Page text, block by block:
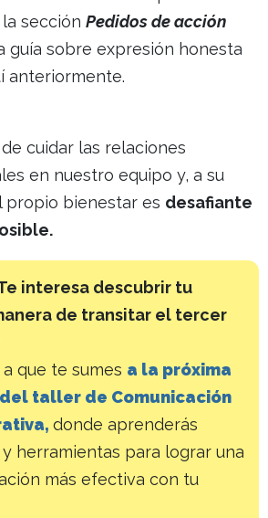
sección Pedidos de acción
guía sobre expresión honesta
anteriormente.
cuidar las relaciones
en nuestro equipo y, a su
propio bienestar es desafiante
interesa descubrir tu
de transitar el tercer
que te sumes a la próxima
taller de Comunicación
donde aprenderás
herramientas para lograr una
más efectiva con tu